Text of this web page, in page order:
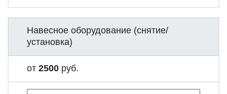
Навесное оборудование (снятие/
установка)
от 2500 руб.